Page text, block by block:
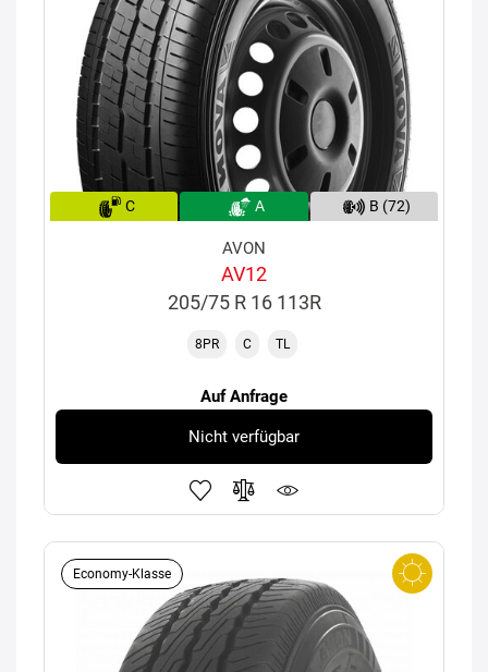
C A B (72)
AVON
AV12
205/75 R 16 113R
8PR C TL
Auf Anfrage
Nicht verfügbar
Economy-Klasse